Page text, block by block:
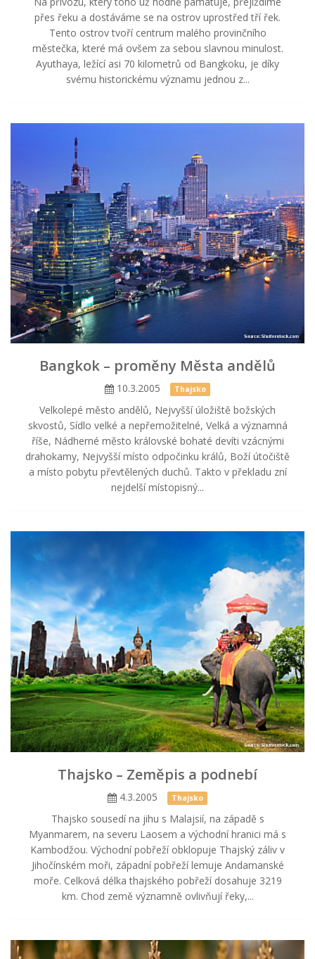
přes řeku a dostáváme se na ostrov uprostřed tří řek.
Tento ostrov tvoří centrum malého provinčního
městečka, které má ovšem za sebou slavnou minulost.
Ayuthaya, ležící asi 70 kilometrů od Bangkoku, je díky
svému historickému významu jednou z...
Bangkok – proměny Města andělů
10.3.2005 Thajsko
Velkolepé město andělů, Nejvyšší úložiště božských
skvostů, Sídlo velké a nepřemožitelné, Velká a významná
říše, Nádherné město královské bohaté devíti vzácnými
drahokamy, Nejvyšší místo odpočinku králů, Boží útočiště
a místo pobytu převtělených duchů. Takto v překladu zní
nejdelší místopisný...
Thajsko – Zeměpis a podnebí
4.3.2005 Thajsko
Thajsko sousedí na jihu s Malajsií, na západě s
Myanmarem, na severu Laosem a východní hranici má s
Kambodžou. Východní pobřeží obklopuje Thajský záliv v
Jihočínském moři, západní pobřeží lemuje Andamanské
moře. Celková délka thajského pobřeží dosahuje 3219
km. Chod země významně ovlivňují řeky,...